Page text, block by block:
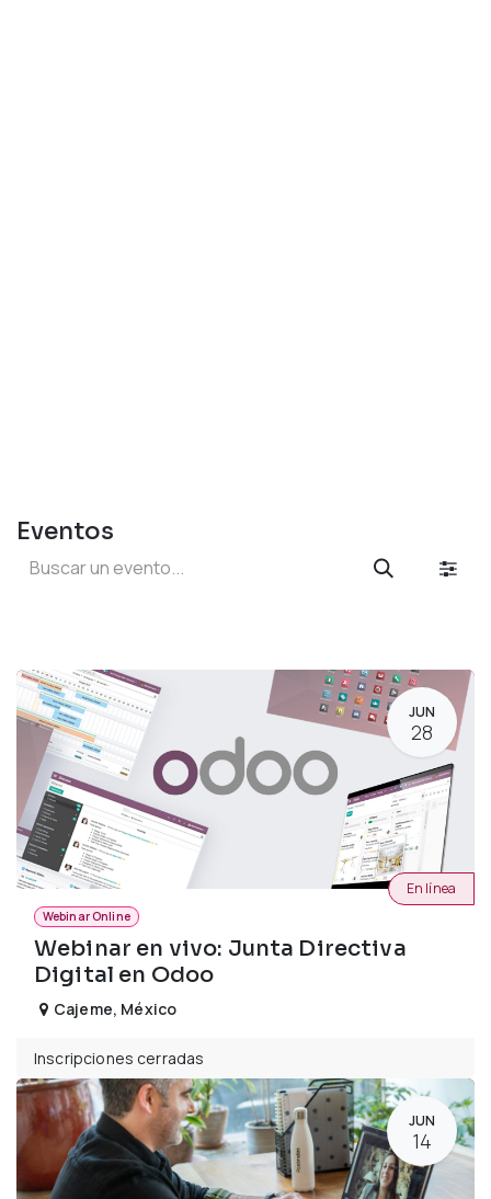
Eventos
JUN
28
Webinar Online
Webinar en vivo: Junta Directiva
Digital en Odoo
En línea
Cajeme, México
Inscripciones cerradas
JUN
14